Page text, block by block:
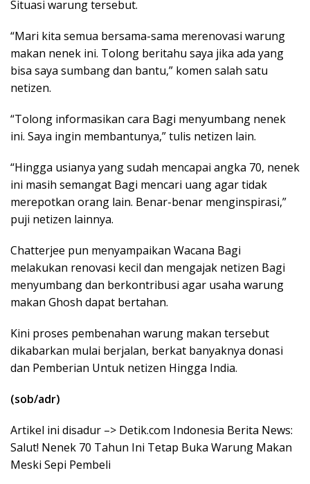
Situasi warung tersebut.
“Mari kita semua bersama-sama merenovasi warung
makan nenek ini. Tolong beritahu saya jika ada yang
bisa saya sumbang dan bantu,” komen salah satu
netizen.
“Tolong informasikan cara Bagi menyumbang nenek
ini. Saya ingin membantunya,” tulis netizen lain.
“Hingga usianya yang sudah mencapai angka 70, nenek
ini masih semangat Bagi mencari uang agar tidak
merepotkan orang lain. Benar-benar menginspirasi,”
puji netizen lainnya.
Chatterjee pun menyampaikan Wacana Bagi
melakukan renovasi kecil dan mengajak netizen Bagi
menyumbang dan berkontribusi agar usaha warung
makan Ghosh dapat bertahan.
Kini proses pembenahan warung makan tersebut
dikabarkan mulai berjalan, berkat banyaknya donasi
dan Pemberian Untuk netizen Hingga India.
(sob/adr)
Artikel ini disadur –> Detik.com Indonesia Berita News:
Salut! Nenek 70 Tahun Ini Tetap Buka Warung Makan
Meski Sepi Pembeli